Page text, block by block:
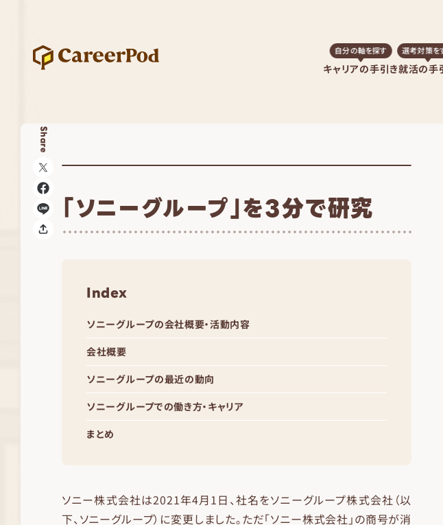
キャリアの手引き
自分の軸を探す
就活の手
選考対策を
Share
「ソニーグループ」を3分で研究
Index
ソニーグループの会社概要・活動内容
会社概要
ソニーグループの最近の動向
ソニーグループでの働き方・キャリア
まとめ
ソニー株式会社は2021年4月1日、社名をソニーグループ株式会社（以
下、ソニーグループ）に変更しました。ただ「ソニー株式会社」の商号が消